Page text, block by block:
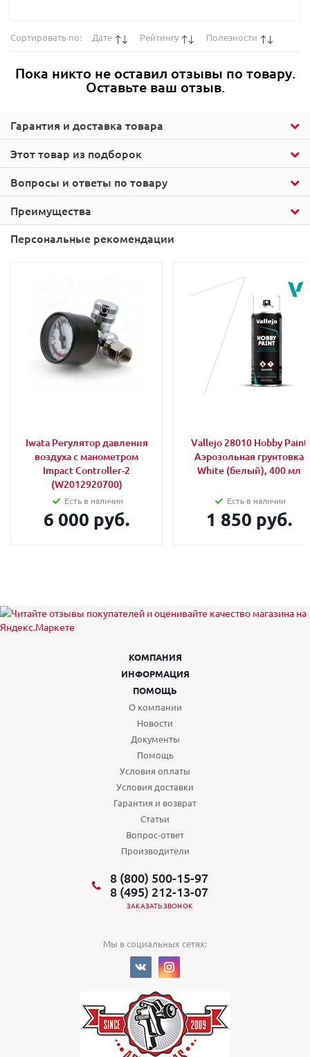
Этот товар из подборок
Гарантия и доставка товара
Сортировать по: Дате Рейтингу Полезности
Пока никто не оставил отзывы по товару.
Оставьте ваш отзыв.
Вопросы и ответы по товару
Преимущества
Персональные рекомендации
Iwata Регулятор давления
воздуха с манометром
Impact Controller-2
(W2012920700)
Есть в наличии
6 000 руб.
Vallejo 28010 Hobby Paint
Аэрозольная грунтовка
White (белый), 400 мл
Есть в наличии
1 850 руб.
КОМПАНИЯ
ИНФОРМАЦИЯ
ПОМОЩЬ
О компании
Новости
Документы
Помощь
Условия оплаты
Условия доставки
Гарантия и возврат
Статьи
Вопрос-ответ
Производители
8 (800) 500-15-97
8 (495) 212-13-07
ЗАКАЗАТЬ ЗВОНОК
Мы в социальных сетях: